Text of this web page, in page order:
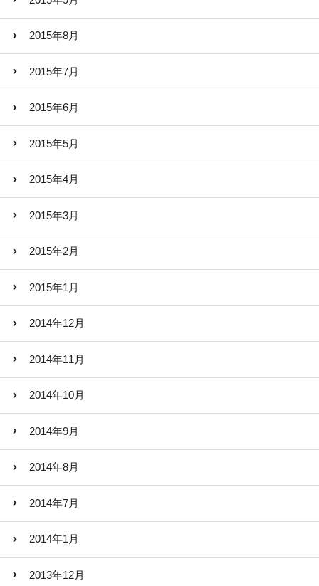
2015年8月
2015年7月
2015年6月
2015年5月
2015年4月
2015年3月
2015年2月
2015年1月
2014年12月
2014年11月
2014年10月
2014年9月
2014年8月
2014年7月
2014年1月
2013年12月